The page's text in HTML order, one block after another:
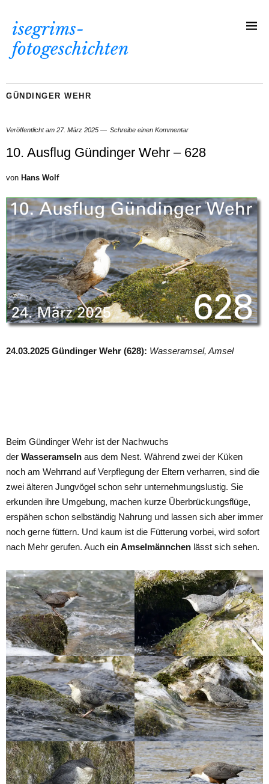
isegrims-
fotogeschichten
GÜNDINGER WEHR
Veröffentlicht am 27. März 2025 Schreibe einen Kommentar
10. Ausflug Gündinger Wehr – 628
von Hans Wolf
24.03.2025 Gündinger Wehr (628): Wasseramsel, Amsel
Beim Gündinger Wehr ist der Nachwuchs
der Wasseramseln aus dem Nest. Während zwei der Küken
noch am Wehrrand auf Verpflegung der Eltern verharren, sind die
zwei älteren Jungvögel schon sehr unternehmungslustig. Sie
erkunden ihre Umgebung, machen kurze Überbrückungsflüge,
erspähen schon selbständig Nahrung und lassen sich aber immer
noch gerne füttern. Und kaum ist die Fütterung vorbei, wird sofort
nach Mehr gerufen. Auch ein Amselmännchen lässt sich sehen.